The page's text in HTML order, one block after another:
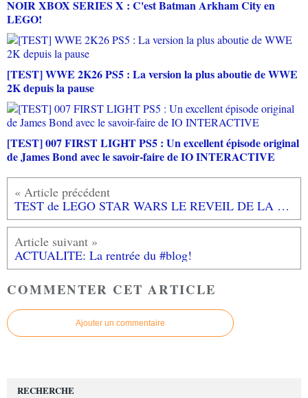
NOIR XBOX SERIES X : C'est Batman Arkham City en
LEGO!
[TEST] WWE 2K26 PS5 : La version la plus aboutie de WWE
2K depuis la pause
[TEST] 007 FIRST LIGHT PS5 : Un excellent épisode original
de James Bond avec le savoir-faire de IO INTERACTIVE
TEST de LEGO STAR WARS LE REVEIL DE LA FORCE (sur XBOX ONE): LEGO - STARWARS l'alliance parfaite!
ACTUALITE: La rentrée du #blog!
COMMENTER CET ARTICLE
Ajouter un commentaire
RECHERCHE